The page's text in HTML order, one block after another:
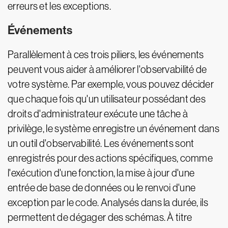
erreurs et les exceptions.
Événements
Parallèlement à ces trois piliers, les événements
peuvent vous aider à améliorer l'observabilité de
votre système. Par exemple, vous pouvez décider
que chaque fois qu'un utilisateur possédant des
droits d'administrateur exécute une tâche à
privilège, le système enregistre un événement dans
un outil d'observabilité. Les événements sont
enregistrés pour des actions spécifiques, comme
l'exécution d'une fonction, la mise à jour d'une
entrée de base de données ou le renvoi d'une
exception par le code. Analysés dans la durée, ils
permettent de dégager des schémas. À titre